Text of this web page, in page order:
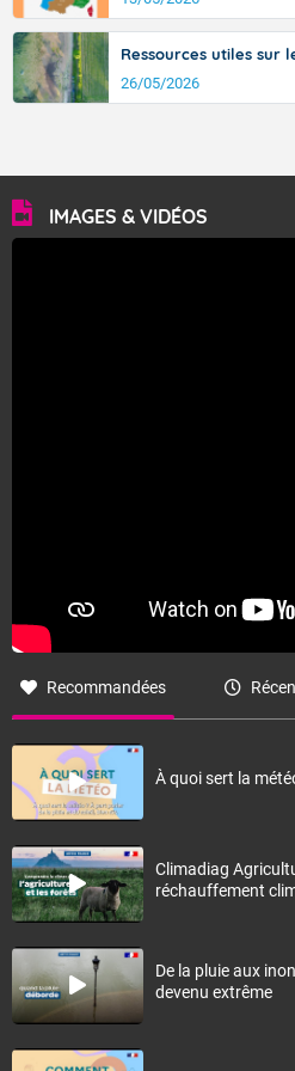
Ressources utiles sur
26/05/2026
IMAGES & VIDÉOS
Recommandées
À quoi sert la
Climadiag
réchauffement
De la pluie aux
devenu extrême